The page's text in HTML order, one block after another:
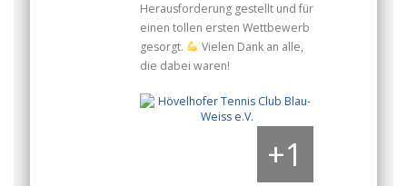
Herausforderung gestellt und für
einen tollen ersten Wettbewerb
gesorgt.
Vielen Dank an alle,
die dabei waren!
+1